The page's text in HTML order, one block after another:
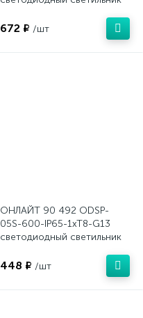
672 ₽ /шт
ОНЛАЙТ 90 492 ODSP-
05S-600-IP65-1xT8-G13
светодиодный светильник
448 ₽ /шт